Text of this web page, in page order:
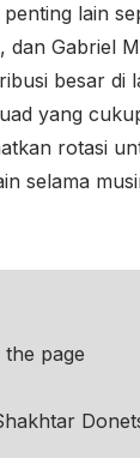
lain
dan Gabriel
besar di
yang
rotasi
selama
the page